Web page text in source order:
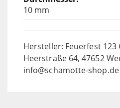
10 mm
Hersteller: Feuerfest 123
Heerstraße 64, 47652
info@schamotte-shop.de